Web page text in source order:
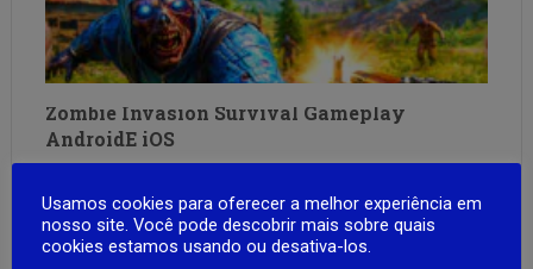
Zombie Invasion Survival Gameplay
AndroidE iOS
sobrevivência onde sua casa é o último refúgio da
humanidade. Enfrente hordas intermináveis de zumbis
Usamos cookies para oferecer a melhor experiência em
nosso site. Você pode descobrir mais sobre quais
cookies estamos usando ou desativa-los.